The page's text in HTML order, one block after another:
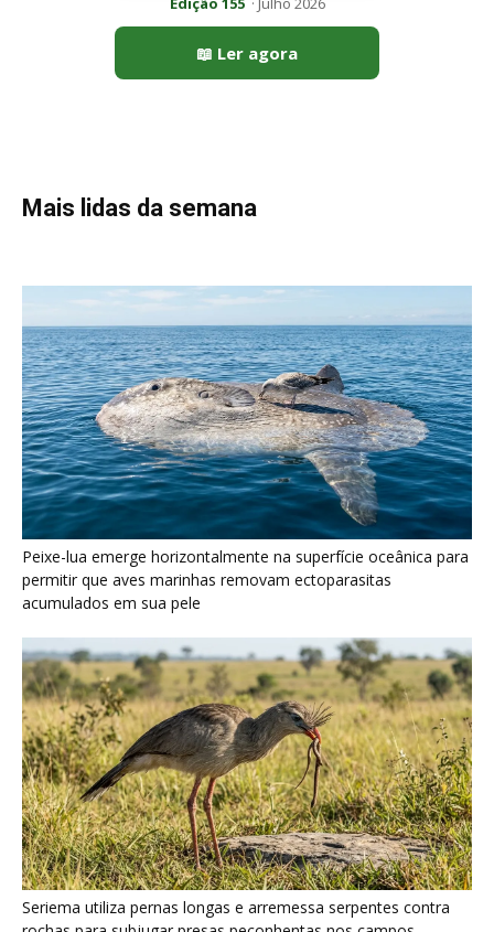
Peixe-lua emerge horizontalmente na superfície oceânica para
permitir que aves marinhas removam ectoparasitas
Seriema utiliza pernas longas e arremessa serpentes contra
rochas para subjugar presas peçonhentas nos campos
Poraquê sincroniza descargas elétricas em grupo para
amplificar campo elétrico e atordoar cardumes de peixes
maiores na Amazônia